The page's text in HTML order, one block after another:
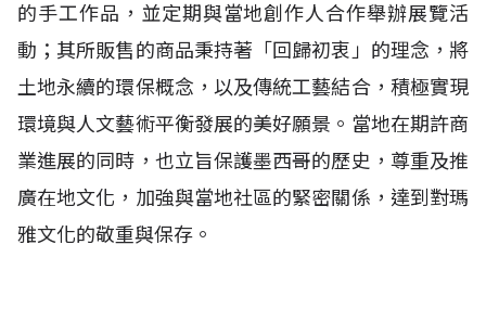
的手工作品，並定期與當地創作人合作舉辦展覽活
動；其所販售的商品秉持著「回歸初衷」的理念，將
土地永續的環保概念，以及傳統工藝結合，積極實現
環境與人文藝術平衡發展的美好願景。當地在期許商
業進展的同時，也立旨保護墨西哥的歷史，尊重及推
廣在地文化，加強與當地社區的緊密關係，達到對瑪
雅文化的敬重與保存。